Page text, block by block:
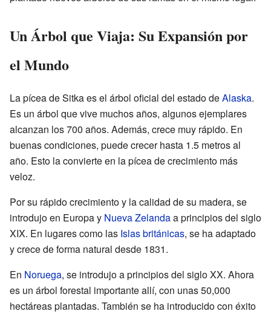
Un Árbol que Viaja: Su Expansión por
el Mundo
La pícea de Sitka es el árbol oficial del estado deAlaska.
Es un árbol que vive muchos años, algunos ejemplares
alcanzan los 700 años. Además, crece muy rápido. En
buenas condiciones, puede crecer hasta 1.5 metros al
año. Esto la convierte en la pícea de crecimiento más
veloz.
Por su rápido crecimiento y la calidad de su madera, se
introdujo en Europa y Nueva Zelandaa principios del siglo
XIX. En lugares como las Islas británicas, se ha adaptado
y crece de forma natural desde 1831.
En Noruega, se introdujo a principios del siglo XX. Ahora
es un árbol forestal importante allí, con unas 50,000
hectáreas plantadas. También se ha introducido con éxito